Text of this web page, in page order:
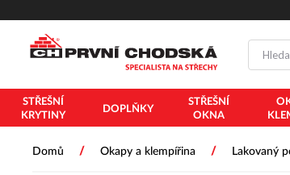
STŘEŠNÍ
KRYTINY
DOPLŇKY
STŘEŠNÍ
OKNA
Domů / Okapy a klempířina / Lakovaný